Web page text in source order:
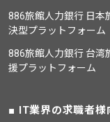
886旅館人力銀行 日本
決型プラットフォーム
886旅館人力銀行 台湾
援プラットフォーム
IT業界の求職者